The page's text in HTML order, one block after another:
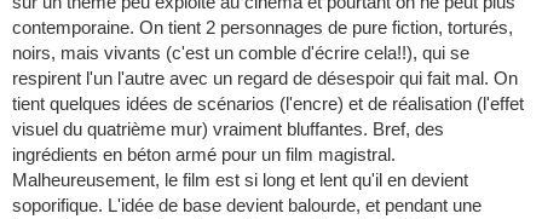
contemporaine. On tient 2 personnages de pure fiction, torturés,
noirs, mais vivants (c'est un comble d'écrire cela!!), qui se
respirent l'un l'autre avec un regard de désespoir qui fait mal. On
tient quelques idées de scénarios (l'encre) et de réalisation (l'effet
visuel du quatrième mur) vraiment bluffantes. Bref, des
ingrédients en béton armé pour un film magistral.
Malheureusement, le film est si long et lent qu'il en devient
soporifique. L'idée de base devient balourde, et pendant une